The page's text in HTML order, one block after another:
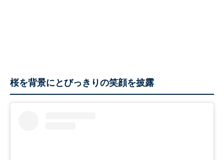
桜を背景にとびっきりの笑顔を披露